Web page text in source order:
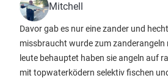
Mitchell
Davor gab es nur eine zander und
missbraucht wurde zum
leute behauptet haben sie angeln auf
mit topwaterködern selektiv fischen